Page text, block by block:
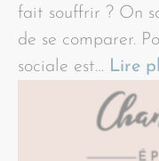
fait souffrir ? On
de se comparer.
sociale est… Lire